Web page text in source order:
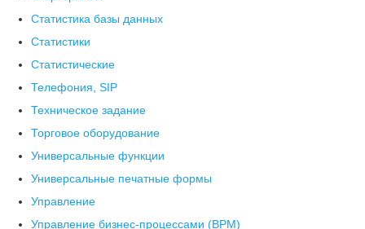
Статистика базы данных
Статистики
Статистические
Телефония, SIP
Техническое задание
Торговое оборудование
Универсальные функции
Универсальные печатные формы
Управление
Управление бизнес-процессами (BPM)